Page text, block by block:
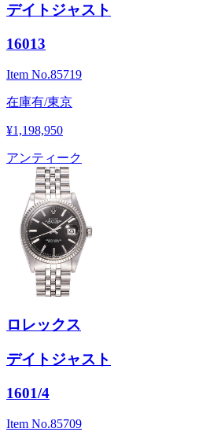
デイトジャスト
16013
Item No.85719
在庫有/東京
¥1,198,950
アンティーク
ロレックス
デイトジャスト
1601/4
Item No.85709